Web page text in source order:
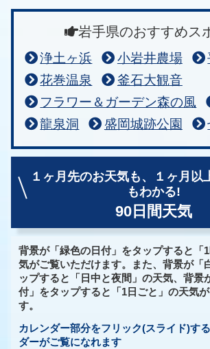
岩手県のおすすめス
浄土ヶ浜 小岩井農場
花巻温泉
釜石大観音
フラワー＆ガーデン森の風
龍泉洞
盛岡城跡公園
１ヶ月先のお天気も、
１ヶ月以
もわかる!
90日間天気
背景が「緑色の日付」をタップすると「
気がご覧いただけます。また、背景が「
ップすると「日中と夜間」の天気、背景
付」をタップすると「1日ごと」の天気
す。
カレンダー部分をフリック(スライド)す
ダーがご覧になれます